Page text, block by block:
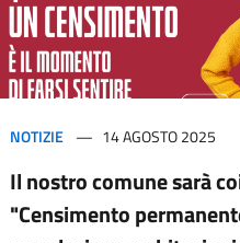
NOTIZIE 14 AGOSTO 2025
Il nostro comune sarà
"Censimento